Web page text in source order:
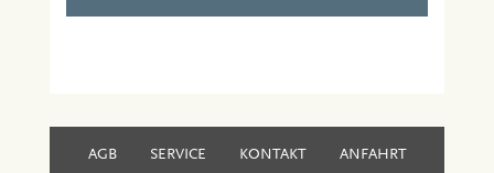
AGB SERVICE KONTAKT ANFAHRT